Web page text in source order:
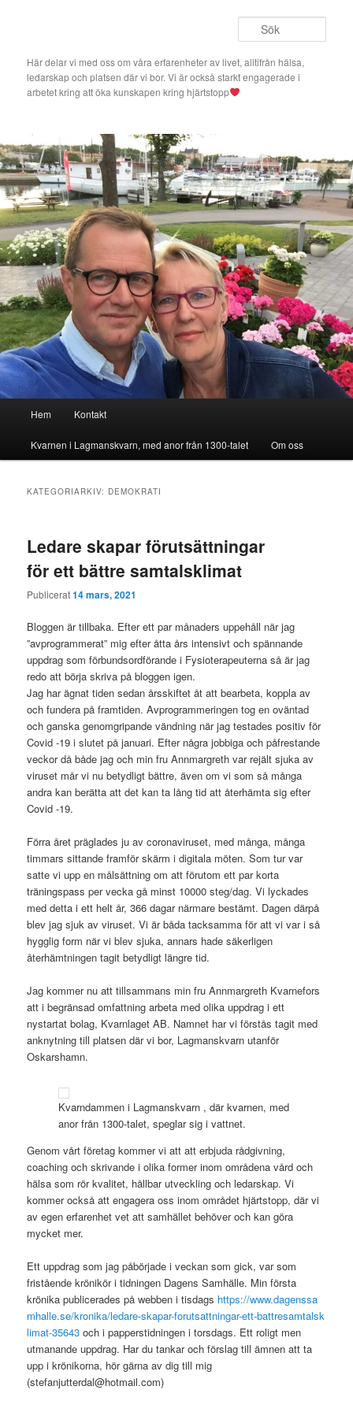
innehåll
innehållHär delar vi med oss om våra erfarenheter av livet, alltifrån hälsa,
ledarskap och platsen där vi bor. Vi är också starkt engagerade i
arbetet kring att öka kunskapen kring hjärtstopp
Hem Kontakt
Kvarnen i Lagmanskvarn, med anor från 1300-talet Om oss
KATEGORIARKIV: DEMOKRATI
Ledare skapar förutsättningar
för ett bättre samtalsklimat
Publicerat14 mars, 2021
Bloggen är tillbaka. Efter ett par månaders uppehåll när jag
”avprogrammerat” mig efter åtta års intensivt och spännande
uppdrag som förbundsordförande i Fysioterapeuterna så är jag
redo att börja skriva på bloggen igen.
Jag har ägnat tiden sedan årsskiftet åt att bearbeta, koppla av
och fundera på framtiden. Avprogrammeringen tog en oväntad
och ganska genomgripande vändning när jag testades positiv för
Covid -19 i slutet på januari. Efter några jobbiga och påfrestande
veckor då både jag och min fru Annmargreth var rejält sjuka av
viruset mår vi nu betydligt bättre, även om vi som så många
andra kan berätta att det kan ta lång tid att återhämta sig efter
Covid -19.
Förra året präglades ju av coronaviruset, med många, många
timmars sittande framför skärm i digitala möten. Som tur var
satte vi upp en målsättning om att förutom ett par korta
träningspass per vecka gå minst 10000 steg/dag. Vi lyckades
med detta i ett helt år, 366 dagar närmare bestämt. Dagen därpå
blev jag sjuk av viruset. Vi är båda tacksamma för att vi var i så
hygglig form när vi blev sjuka, annars hade säkerligen
återhämtningen tagit betydligt längre tid.
Jag kommer nu att tillsammans min fru Annmargreth Kvarnefors
att i begränsad omfattning arbeta med olika uppdrag i ett
nystartat bolag, Kvarnlaget AB. Namnet har vi förstås tagit med
anknytning till platsen där vi bor, Lagmanskvarn utanför
Oskarshamn.
Kvarndammen i Lagmanskvarn , där kvarnen, med
anor från 1300-talet, speglar sig i vattnet.
Genom vårt företag kommer vi att att erbjuda rådgivning,
coaching och skrivande i olika former inom områdena vård och
hälsa som rör kvalitet, hållbar utveckling och ledarskap. Vi
kommer också att engagera oss inom området hjärtstopp, där vi
av egen erfarenhet vet att samhället behöver och kan göra
mycket mer.
Ett uppdrag som jag påbörjade i veckan som gick, var som
fristående krönikör i tidningen Dagens Samhälle. Min första
krönika publicerades på webben i tisdags https://www.dagenssa
mhalle.se/kronika/ledare-skapar-forutsattningar-ett-battresamtalsk
limat-35643 och i papperstidningen i torsdags. Ett roligt men
utmanande uppdrag. Har du tankar och förslag till ämnen att ta
upp i krönikorna, hör gärna av dig till mig
(stefanjutterdal@hotmail.com)